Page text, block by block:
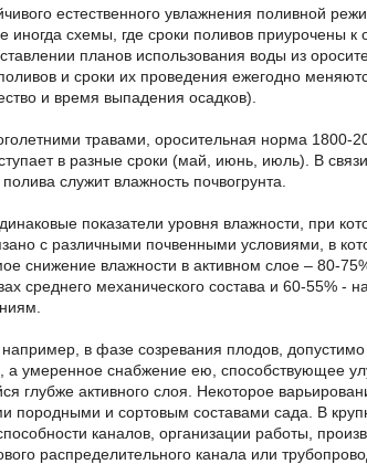
естественного увлажнения поливной
схемы, где сроки поливов приурочены
планов использования воды из
и сроки их проведения ежегодно
и время выпадения осадков).
травами, оросительная норма 1800-
в разные сроки (май, июнь, июль). В
служит влажность почвогрунта.
показатели уровня влажности, при
с различными почвенными условиями, в
снижение влажности в активном слое – 80-
среднего механического состава и 60-55% -
в фазе созревания плодов,
умеренное снабжение ею, способствующее
глубже активного слоя. Некоторое
породными и сортовым составами сада. В
каналов, организации работы,
распределительного канала или